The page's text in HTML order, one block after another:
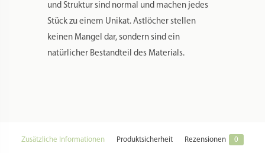
und Struktur sind normal und machen jedes
Stück zu einem Unikat. Astlöcher stellen
keinen Mangel dar, sondern sind ein
natürlicher Bestandteil des Materials.
Zusätzliche Informationen Produktsicherheit Rezensionen 0